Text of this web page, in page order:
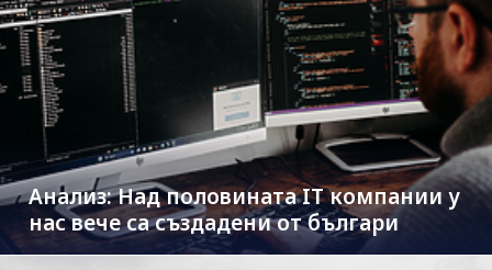
Анализ: Над половината IT компании у
нас вече са създадени от българи